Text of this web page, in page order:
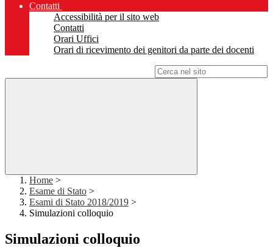
Contatti
Accessibilità per il sito web
Contatti
Orari Uffici
Orari di ricevimento dei genitori da parte dei docenti
Home >
Esame di Stato >
Esami di Stato 2018/2019 >
Simulazioni colloquio
Simulazioni colloquio